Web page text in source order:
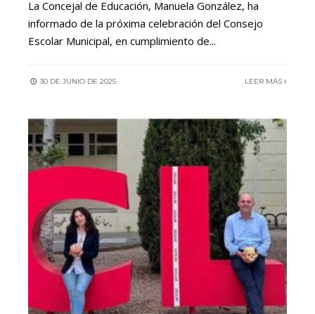
La Concejal de Educación, Manuela González, ha
informado de la próxima celebración del Consejo
Escolar Municipal, en cumplimiento de...
30 DE JUNIO DE 2025 LEER MÁS